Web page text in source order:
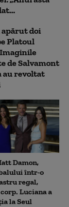
doi
Platoul
de Salvamont
au revoltat
Damon,
într-o
regal,
Luciana a
la Seul